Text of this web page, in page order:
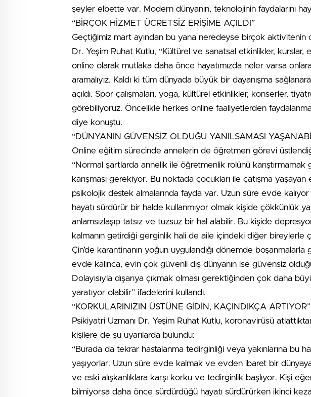
şeyler elbette var. Modern dünyanın, teknolojinin faydalarını
“BİRÇOK HİZMET ÜCRETSİZ ERİŞİME AÇILDI”
Geçtiğimiz mart ayından bu yana neredeyse birçok aktivitenin
Dr. Yeşim Ruhat Kutlu, “Kültürel ve sanatsal etkinlikler, kurslar,
online olarak mutlaka daha önce hayatımızda neler varsa
aramalıyız. Kaldı ki tüm dünyada büyük bir dayanışma
açıldı. Spor çalışmaları, yoga, kültürel etkinlikler, konserler,
görebiliyoruz. Öncelikle herkes online faaliyetlerden
diye konuştu.
“DÜNYANIN GÜVENSİZ OLDUĞU YANILSAMASI
Online eğitim sürecinde annelerin de öğretmen görevi
“Normal şartlarda annelik ile öğretmenlik rolünü
karışması gerekiyor. Bu noktada çocukları ile çatışma
psikolojik destek almalarında fayda var. Uzun süre evde
hayatı sürdürür bir halde kullanmıyor olmak kişide çökkünlük
anlamsızlaşıp tatsız ve tuzsuz bir hal alabilir. Bu kişide
kalmanın getirdiği gerginlik hali de aile içindeki diğer bireylerle
Çin’de karantinanın yoğun uygulandığı dönemde
evde kalınca, evin çok güvenli dış dünyanın ise güvensiz
Dolayısıyla dışarıya çıkmak olması gerektiğinden çok daha
yaratıyor olabilir” ifadelerini kullandı.
“KORKULARINIZIN ÜSTÜNE GİDİN, KAÇINDIKÇA ARTIYOR”
Psikiyatri Uzmanı Dr. Yeşim Ruhat Kutlu, koronavirüsü
kişilere de şu uyarılarda bulundu:
“Burada da tekrar hastalanma tedirginliği veya yakınlarına bu
yaşıyorlar. Uzun süre evde kalmak ve evden ibaret bir
ve eski alışkanlıklara karşı korku ve tedirginlik başlıyor. Kişi eğer
bilmiyorsa daha önce sürdürdüğü hayatı sürdürürken ikinci